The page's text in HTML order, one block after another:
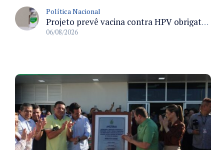
Política Nacional
Projeto prevê vacina contra HPV obrigatória e testes moleculares para rastreamento do câncer do colo do útero
06/08/2026